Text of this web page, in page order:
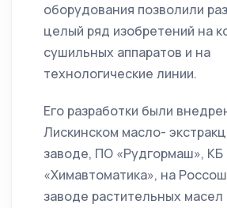
оборудования позволили
целый ряд изобретений на
сушильных аппаратов и на
технологические линии.
Его разработки были
Лискинском масло-
заводе, ПО «Рудгормаш», КБ
«Химавтоматика», на
заводе растительных масел